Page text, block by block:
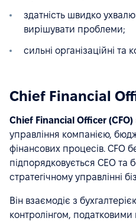
здатність швидко
вирішувати проблеми;
сильні організаційні та
Chief Financial
Chief Financial Officer (CFO)
управління компанією,
фінансових процесів. CFO
підпорядковується CEO та
стратегічному управлінні
Він взаємодіє з
контролінгом,